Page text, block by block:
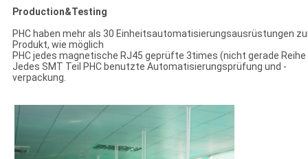
Production&Testing
PHC haben mehr als 30 Einheitsautomatisierungsausrüstungen
Produkt, wie möglich
PHC jedes magnetische RJ45 geprüfte 3times (nicht gerade
Jedes SMT Teil PHC benutzte Automatisierungsprüfung und -
verpackung.